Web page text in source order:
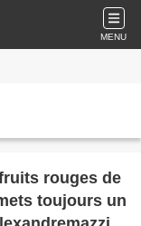
MENU
rouges de
toujours un